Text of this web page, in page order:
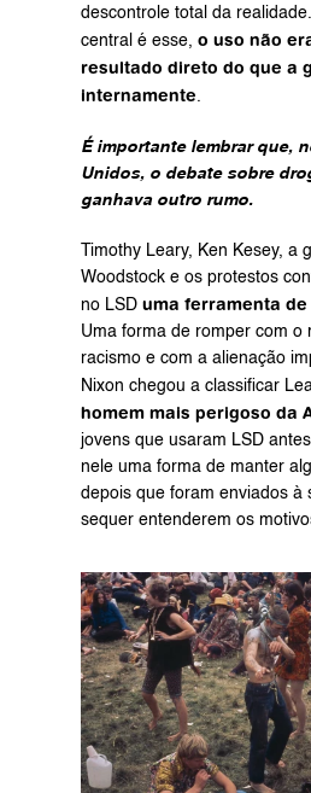
descontrole total da
central é esse, o uso não
resultado direto do que a
internamente.
É importante lembrar que,
Unidos, o debate sobre
ganhava outro rumo.
Timothy Leary, Ken Kesey, a
Woodstock e os protestos
no LSD uma ferramenta
Uma forma de romper com o
racismo e com a alienação
Nixon chegou a classificar
homem mais perigoso da
jovens que usaram LSD
nele uma forma de manter
depois que foram enviados à
sequer entenderem os